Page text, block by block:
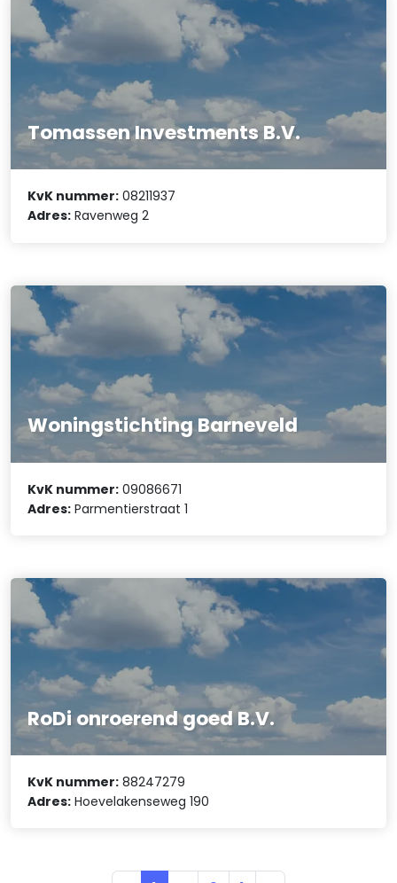
Tomassen Investments B.V.
KvK nummer: 08211937
Adres: Ravenweg 2
Woningstichting Barneveld
KvK nummer: 09086671
Adres: Parmentierstraat 1
RoDi onroerend goed B.V.
KvK nummer: 88247279
Adres: Hoevelakenseweg 190